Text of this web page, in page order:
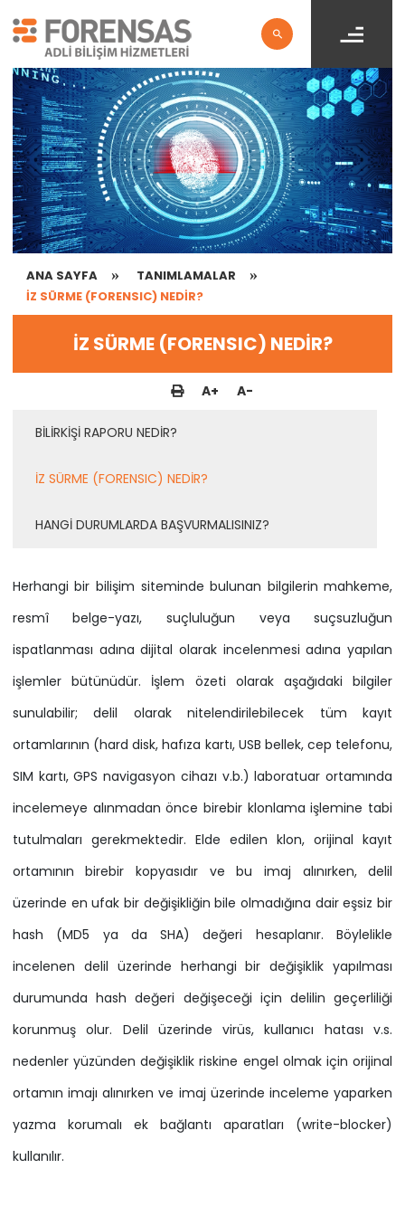
ANA SAYFA
TANIMLAMALAR
İZ SÜRME (FORENSIC) NEDİR?
İZ SÜRME (FORENSIC) NEDİR?
A+ A-
BİLİRKİŞİ RAPORU NEDİR?
İZ SÜRME (FORENSIC) NEDİR?
HANGİ DURUMLARDA BAŞVURMALISINIZ?
Herhangi bir bilişim siteminde bulunan bilgilerin mahkeme,
resmî belge-yazı, suçluluğun veya suçsuzluğun
ispatlanması adına dijital olarak incelenmesi adına yapılan
işlemler bütünüdür. İşlem özeti olarak aşağıdaki bilgiler
sunulabilir; delil olarak nitelendirilebilecek tüm kayıt
ortamlarının (hard disk, hafıza kartı, USB bellek, cep telefonu,
SIM kartı, GPS navigasyon cihazı v.b.) laboratuar ortamında
incelemeye alınmadan önce birebir klonlama işlemine tabi
tutulmaları gerekmektedir. Elde edilen klon, orijinal kayıt
ortamının birebir kopyasıdır ve bu imaj alınırken, delil
üzerinde en ufak bir değişikliğin bile olmadığına dair eşsiz bir
hash (MD5 ya da SHA) değeri hesaplanır. Böylelikle
incelenen delil üzerinde herhangi bir değişiklik yapılması
durumunda hash değeri değişeceği için delilin geçerliliği
korunmuş olur. Delil üzerinde virüs, kullanıcı hatası v.s.
nedenler yüzünden değişiklik riskine engel olmak için orijinal
ortamın imajı alınırken ve imaj üzerinde inceleme yaparken
yazma korumalı ek bağlantı aparatları (write-blocker)
kullanılır.